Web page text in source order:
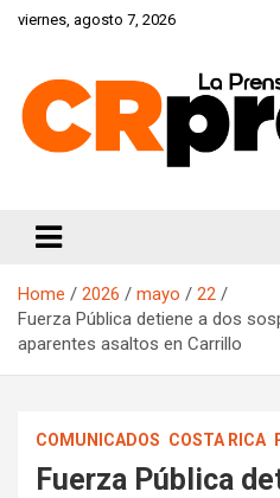
Skipviernes, agosto 7, 2026
Home 2026 mayo
22
Fuerza Pública detiene a dos
aparentes asaltos en Carrillo
COMUNICADOS COSTA RICA
Fuerza Pública